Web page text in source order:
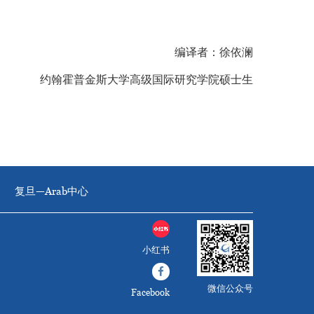
编译者：徐依澜
约翰霍普金斯大学高级国际研究学院硕士生
复旦—Arab中心
小红书
Facebook 微信公众号